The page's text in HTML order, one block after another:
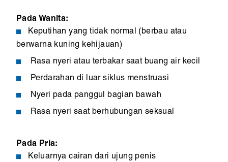
Pada Wanita:
Keputihan yang tidak normal (berbau atau
berwarna kuning kehijauan)
Rasa nyeri atau terbakar saat buang air kecil
Perdarahan di luar siklus menstruasi
Nyeri pada panggul bagian bawah
Rasa nyeri saat berhubungan seksual
Pada Pria:
Keluarnya cairan dari ujung penis